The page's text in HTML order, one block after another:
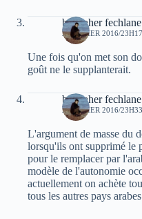
bouzaher fechlane
2 JANVIER 2016/23H17
Une fois qu'on met son
goût ne le supplanterait.
bouzaher fechlane
2 JANVIER 2016/23H33
L'argument de masse du
lorsqu'ils ont supprimé le
pour le remplacer par
modèle de l'autonomie
actuellement on achète
tous les autres pays